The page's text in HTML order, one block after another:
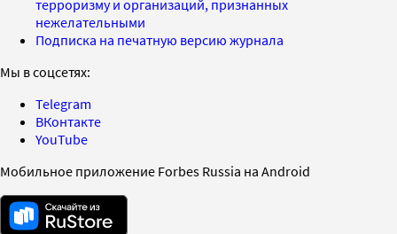
терроризму и организаций, признанных
нежелательными
Подписка на печатную версию журнала
Мы в соцсетях:
Telegram
ВКонтакте
YouTube
Мобильное приложение Forbes Russia на Android